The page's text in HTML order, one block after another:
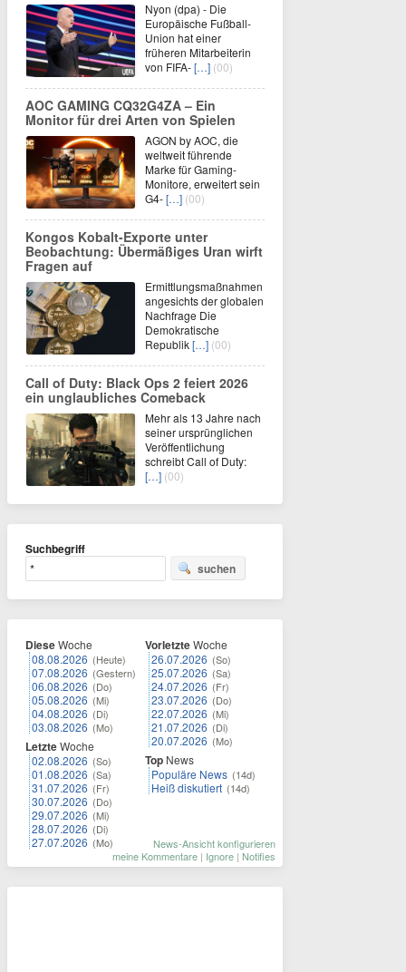
Nyon (dpa) - Die
Europäische Fußball-
Union hat einer
früheren Mitarbeiterin
von FIFA-[…] (00)
AOC GAMING CQ32G4ZA – Ein
Monitor für drei Arten von Spielen
AGON by AOC, die
weltweit führende
Marke für Gaming-
Monitore, erweitert sein
G4-[…] (00)
Kongos Kobalt-Exporte unter
Beobachtung: Übermäßiges Uran wirft
Fragen auf
Ermittlungsmaßnahmen
angesichts der globalen
Nachfrage Die
Demokratische
Republik[…] (00)
Call of Duty: Black Ops 2 feiert 2026
ein unglaubliches Comeback
Mehr als 13 Jahre nach
seiner ursprünglichen
Veröffentlichung
schreibt Call of Duty:
[…] (00)
Suchbegriff
suchen
DieseWoche
08.08.2026 (Heute)
07.08.2026 (Gestern)
06.08.2026 (Do)
05.08.2026 (Mi)
04.08.2026 (Di)
03.08.2026 (Mo)
LetzteWoche
02.08.2026 (So)
01.08.2026 (Sa)
31.07.2026 (Fr)
30.07.2026 (Do)
29.07.2026 (Mi)
28.07.2026 (Di)
27.07.2026 (Mo)
VorletzteWoche
26.07.2026 (So)
25.07.2026 (Sa)
24.07.2026 (Fr)
23.07.2026 (Do)
22.07.2026 (Mi)
21.07.2026 (Di)
20.07.2026 (Mo)
Top News
Populäre News (14d)
Heiß diskutiert (14d)
News-Ansicht konfigurieren
meine Kommentare | Ignore | Notifies